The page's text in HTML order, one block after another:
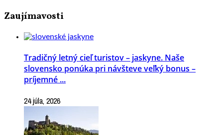
Zaujímavosti
Tradičný letný cieľ turistov – jaskyne. Naše
slovensko ponúka pri návšteve veľký bonus –
príjemné ...
24 júla, 2026